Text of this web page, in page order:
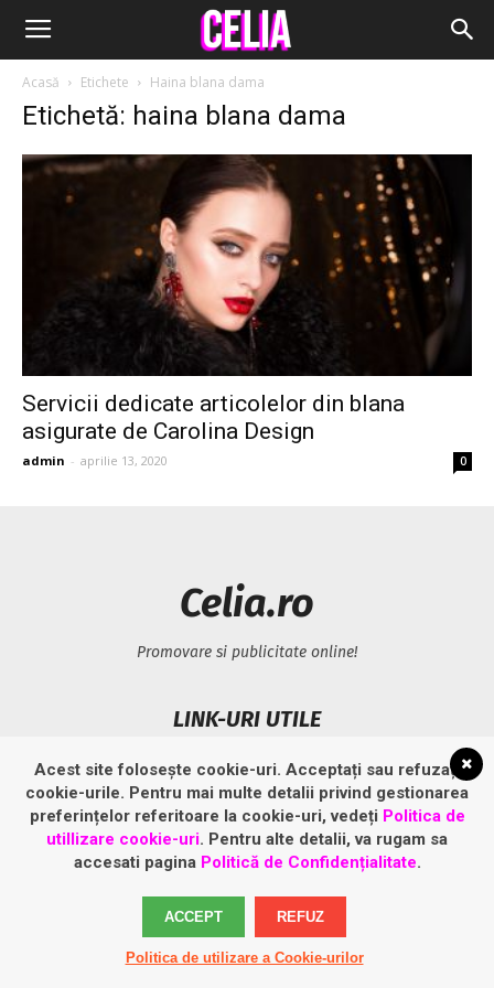
Acasă Etichete Haina blana dama
Etichetă: haina blana dama
Servicii dedicate articolelor din blana
asigurate de Carolina Design
admin - aprilie 13, 2020 0
Celia.ro
Promovare si publicitate online!
LINK-URI UTILE
Politică privind fișierele cookies
Politică de confidențialitate
Acest site folosește cookie-uri. Acceptați sau refuzați
cookie-urile. Pentru mai multe detalii privind gestionarea
preferințelor referitoare la cookie-uri, vedeți Politica de
utillizare cookie-uri. Pentru alte detalii, va rugam sa
accesati pagina Politică de Confidențialitate.
ACCEPT REFUZ
Politica de utilizare a Cookie-urilor